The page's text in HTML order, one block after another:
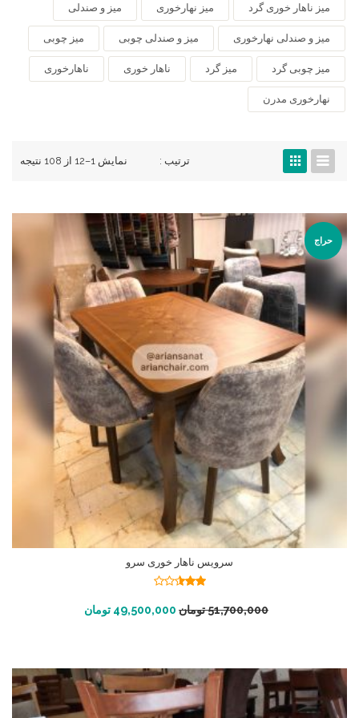
میز ناهار خوری گرد میز نهارخوری میز و صندلی
میز و صندلی نهارخوری میز و صندلی چوبی میز چوبی
میز چوبی گرد میز گرد ناهار خوری ناهارخوری
نهارخوری مدرن
نمایش 1–12 از 108 نتیجه ترتیب :
حراج
سرویس ناهار خوری سرو
از 5
51,700,000تومان 49,500,000 تومان افزودن به سبد خرید